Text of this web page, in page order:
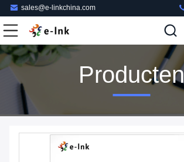
sales@e-linkchina.com
Producten